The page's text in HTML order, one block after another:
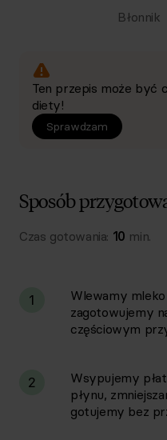
Błonnik
Ten przepis może być
diety!
Sprawdzam
Sposób
Czas gotowania: 10 min.
1
Wlewamy mleko
zagotowujemy
częściowym
2
Wsypujemy
płynu,
gotujemy bez